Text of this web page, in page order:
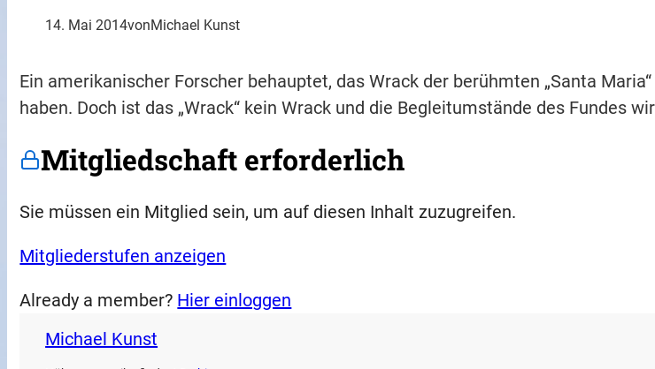
14. Mai 2014vonMichael Kunst
Ein amerikanischer Forscher behauptet, das Wrack der berühmten „Santa
haben. Doch ist das „Wrack“ kein Wrack und die Begleitumstände des Fundes
Mitgliedschaft erforderlich
Sie müssen ein Mitglied sein, um auf diesen Inhalt zuzugreifen.
Mitgliederstufen anzeigen
Already a member? Hier einloggen
Michael Kunst